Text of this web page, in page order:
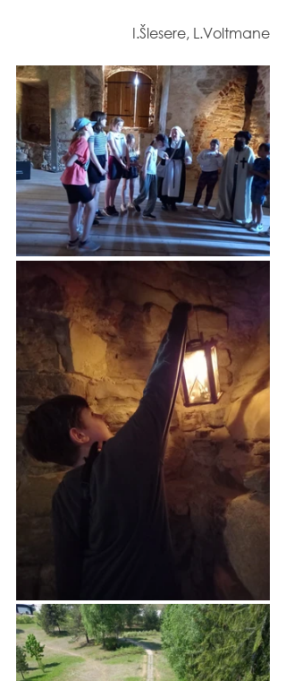
I.Šlesere, L.Voltmane